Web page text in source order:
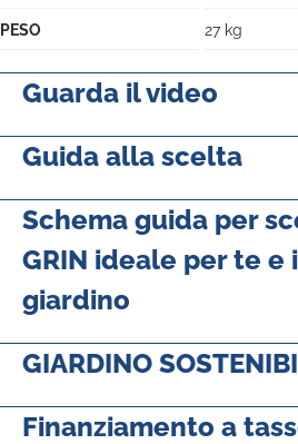
PESO 27 kg
Guarda il video
Guida alla scelta
Schema guida per
GRIN ideale per te e
giardino
GIARDINO
Finanziamento a